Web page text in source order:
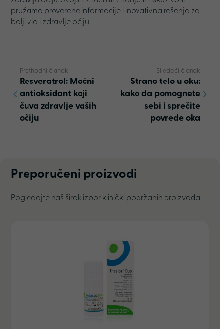
pružamo proverene informacije i inovativna rešenja za
bolji vid i zdravlje očiju.
Prethodni članak
Resveratrol: Moćni
antioksidant koji
čuva zdravlje vaših
očiju
Sljedeći članak
Strano telo u oku:
kako da pomognete
sebi i sprečite
povrede oka
Preporučeni proizvodi
Pogledajte naš širok izbor klinički podržanih proizvoda.